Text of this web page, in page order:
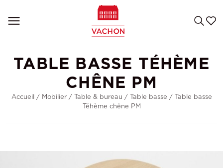
TABLE BASSE TÉHÈME
CHÊNE PM
Accueil / Mobilier/ Table & bureau / Table basse / Table basse
Téhème chêne PM